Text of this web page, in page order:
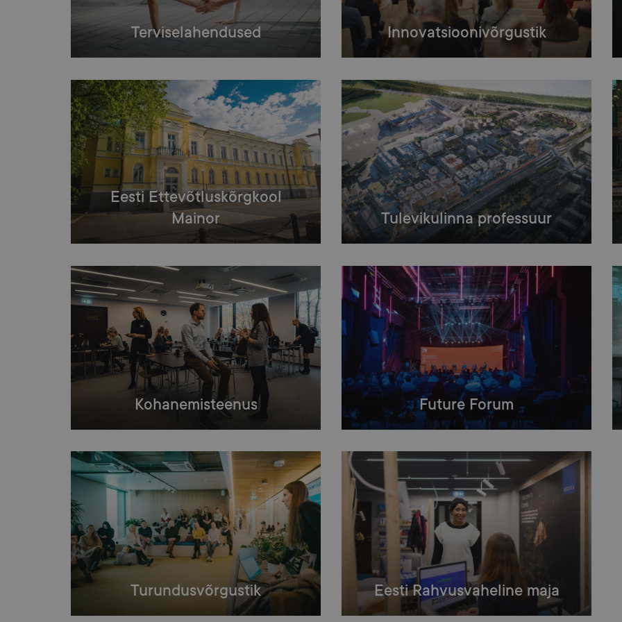
Terviselahendused Innovatsioonivõrgustik
Eesti Ettevõtluskõrgkool
Mainor
Tulevikulinna professuur
Kohanemisteenus Future Forum
Turundusvõrgustik Eesti Rahvusvaheline maja